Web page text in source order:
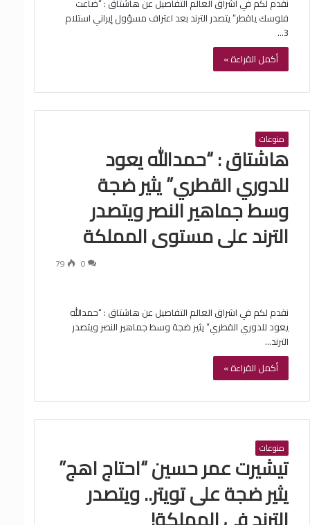
نقدم لكم في اشراق العالم التفاصيل عن هاشتاق : “ضاعت
فلوسك ياقطر” يتصدر الترند بعد اعتراف مسؤول إيراني استلام
3…
أكمل القراءة »
منوعات
هاشتاق : “حمدالله يعود
للدوري القطري” يثير ضجة
وسط جماهير النصر ويتصدر
الترند على مستوى المملكة
0
79
نقدم لكم في اشراق العالم التفاصيل عن هاشتاق : “حمدالله
يعود للدوري القطري” يثير ضجة وسط جماهير النصر ويتصدر
الترند…
أكمل القراءة »
منوعات
تيشيرت عمر حسين “احتاج اهج”
يثير ضجة على تويتر.. ويتصدر